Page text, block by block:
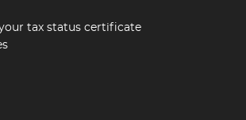
tax status certificate